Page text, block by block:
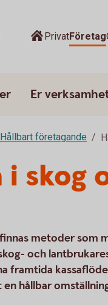
PrivatFöretag
Er
Hållbart företagande
i skog
metoder som
och
framtida
hållbar